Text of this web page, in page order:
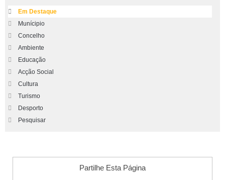
Em Destaque
Munícipio
Concelho
Ambiente
Educação
Acção Social
Cultura
Turismo
Desporto
Pesquisar
Partilhe Esta Página